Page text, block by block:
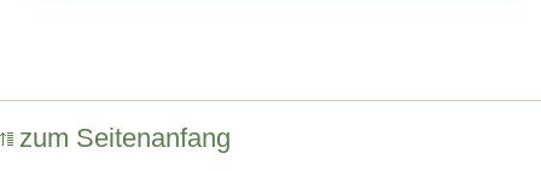
zum Seitenanfang